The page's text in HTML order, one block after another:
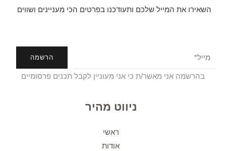
השאירו את המייל שלכם ותעודכנו בפרטים הכי מעניינים ושווים
הרשמה
בהרשמה אני מאשר/ת כי אני מעוניין לקבל תכנים פרסומיים
ניווט מהיר
ראשי
אודות